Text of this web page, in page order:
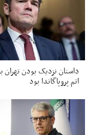
داستان نزدیک بودن
اتم پروپاگاندا بود